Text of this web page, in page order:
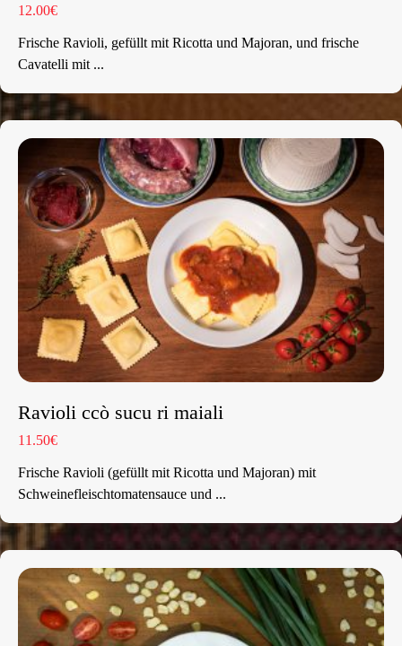
12.00€
Frische Ravioli, gefüllt mit Ricotta und Majoran, und frische
Cavatelli mit ...
Ravioli ccò sucu ri maiali
11.50€
Frische Ravioli (gefüllt mit Ricotta und Majoran) mit
Schweinefleischtomatensauce und ...